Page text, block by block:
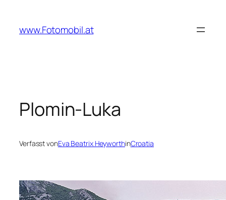
springen
www.Fotomobil.at
Plomin-Luka
Verfasst vonEva Beatrix HeyworthinCroatia